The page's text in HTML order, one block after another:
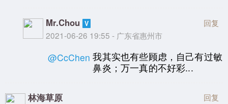
Mr.Chou
2021-06-26 19:55 - 广东省惠州市
回复
@CcChen 我其实也有些顾虑，自己有过敏
鼻炎；万一真的不好彩...
林海草原 回复